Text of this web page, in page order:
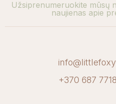
Užsiprenumeruokite mūsų
naujienas apie
+370 687